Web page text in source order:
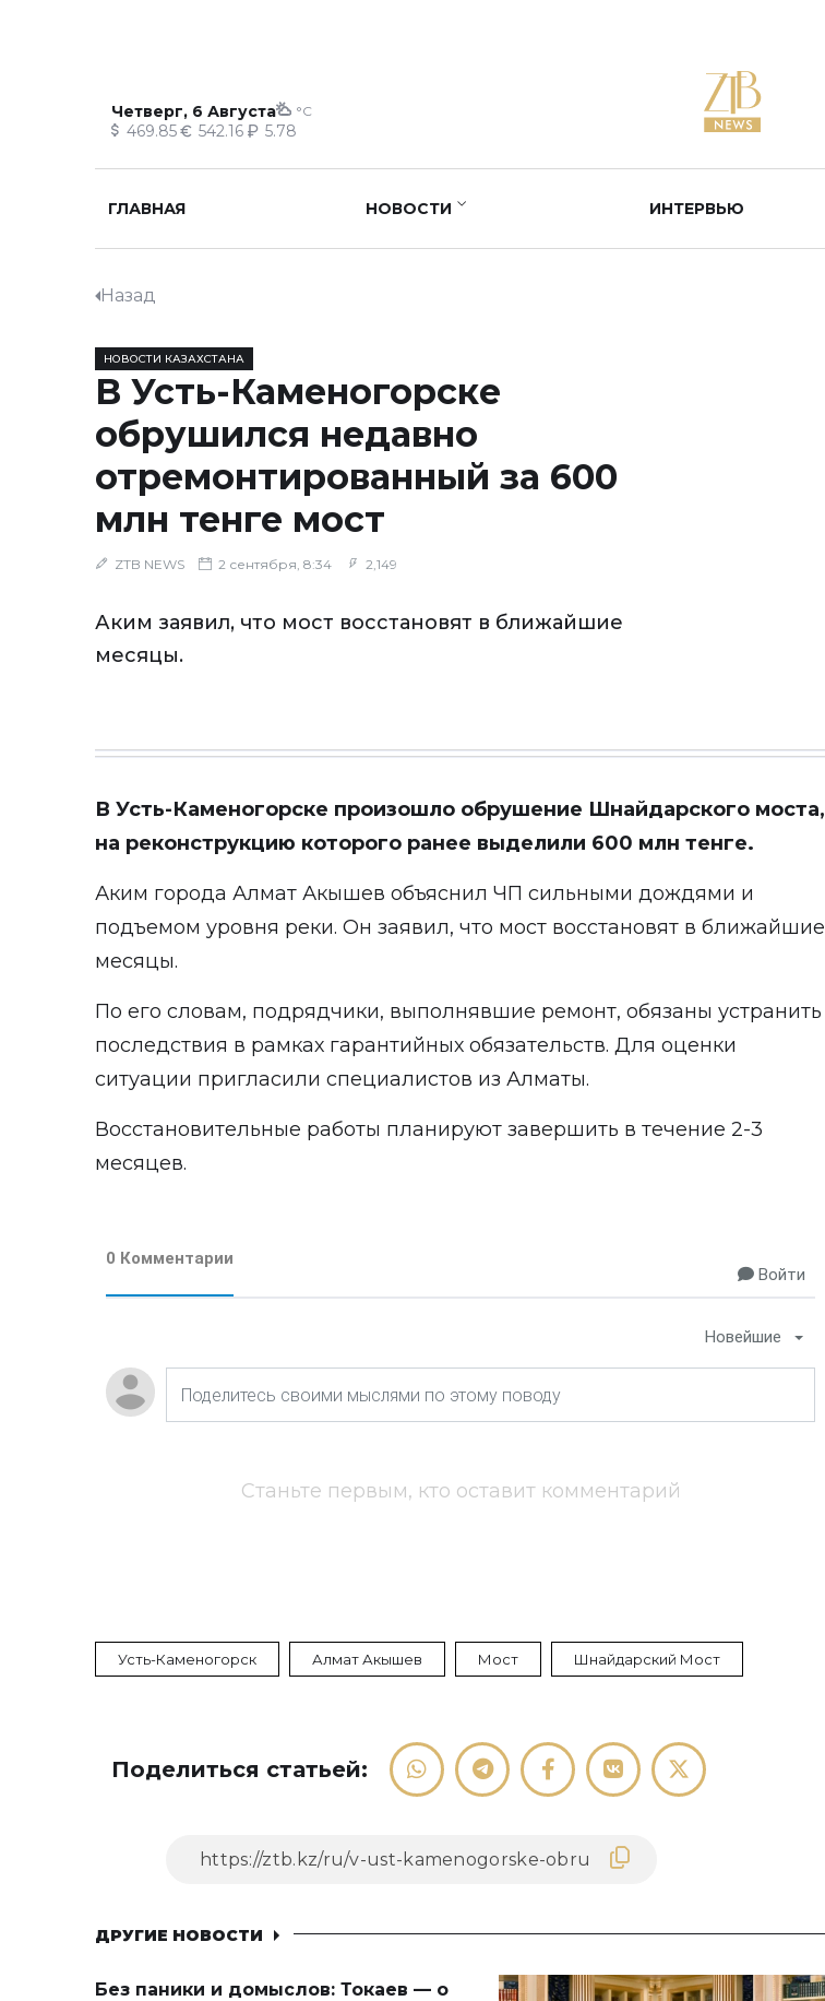
Четверг, 6 Августа °C
469.85 542.16 5.78
ГЛАВНАЯ НОВОСТИ ИНТЕРВЬЮ
Назад
НОВОСТИ КАЗАХСТАНА
В Усть-Каменогорске
обрушился недавно
отремонтированный за 600
млн тенге мост
ZTB NEWS 2 сентября, 8:34 2,149
Аким заявил, что мост восстановят в ближайшие
месяцы.
В Усть-Каменогорске произошло обрушение Шнайдарского моста,
на реконструкцию которого ранее выделили 600 млн тенге.
Аким города Алмат Акышев объяснил ЧП сильными дождями и
подъемом уровня реки. Он заявил, что мост восстановят в ближайшие
месяцы.
По его словам, подрядчики, выполнявшие ремонт, обязаны устранить
последствия в рамках гарантийных обязательств. Для оценки
ситуации пригласили специалистов из Алматы.
Восстановительные работы планируют завершить в течение 2-3
месяцев.
0 Комментарии
Войти
Новейшие
Станьте первым, кто оставит комментарий
Усть-Каменогорск Алмат Акышев Мост Шнайдарский Мост
Поделиться статьей:
ДРУГИЕ НОВОСТИ
Без паники и домыслов: Токаев — о